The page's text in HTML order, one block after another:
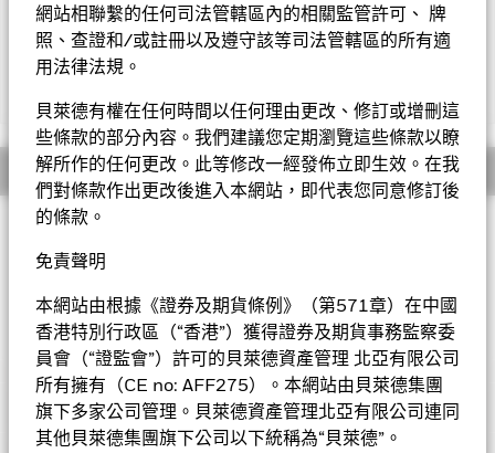
網站相聯繫的任何司法管轄區內的相關監管許可、 牌
照、查證和/或註冊以及遵守該等司法管轄區的所有適
用法律法規。
貝萊德有權在任何時間以任何理由更改、修訂或增刪這
些條款的部分內容。我們建議您定期瀏覽這些條款以瞭
解所作的任何更改。此等修改一經發佈立即生效。在我
們對條款作出更改後進入本網站，即代表您同意修訂後
的條款。
免責聲明
本網站由根據《證券及期貨條例》（第571章）在中國
香港特別行政區（“香港”）獲得證券及期貨事務監察委
員會（“證監會”）許可的貝萊德資產管理 北亞有限公司
所有擁有（CE no: AFF275）。本網站由貝萊德集團
旗下多家公司管理。貝萊德資產管理北亞有限公司連同
其他貝萊德集團旗下公司以下統稱為“貝萊德”。
重要提示︰
• 基金投資於股票，較大的股票價值波動可招致重大虧損。基金
投資於若干新興市場，可能需承受政治、稅務、經濟、社會及外匯
因素產生的風險。額外風險涉及投資於若干限制股票證券的資本匯
回風險。基金投資集中於中國，因此與較多元化的投資相比，其波
動性或會較高。
• 基金需承受貨幣匯率風險、小型公司的波動性及流動性風險及
包括人民幣計值類別的貨幣兌換風險。
•10股份類別在未扣除開支之下派付股息，此股份類別亦會在基
金董事酌情決定下從資本派付股息。在未扣除開支之下派付股息，
付股息，可能相等於投資者獲得部分原投資額回報或資本收益。所
有宣派股息均會導致股份於除息日的每股資產淨值即時減少。
• 基金可運用衍生工具作對沖及投資用途。然而，不會大量用作
投資用途。基金在使用衍生工具時可能蒙受損失。
• 基金價值可升可跌，且可於短期內反覆，投資者或有可能損失
一定程度的投資金額。
• 投資者不應單憑此文件作投資決定。投資者應參閱基金章程及
產品資料概要以了解風險因素等詳情。
顯示全部
概要
投資目標
中國基金以盡量提高總回報為目標。基金將不少於70%的總資產
本證券。
貝萊德中國基金
基金的全部貨幣對沖股份類別使用金融衍生產品以對沖貨幣風險。
表現